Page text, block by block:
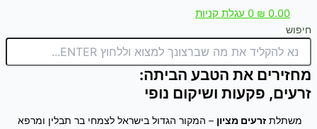
₪ 0.00
0 עגלת קניות
חיפוש
מחזירים את הטבע הביתה:
זרעים, פקעות ושיקום נופי
משתלת זרעים מציון – המקור הגדול בישראל לצמחי בר תבלין ומרפא